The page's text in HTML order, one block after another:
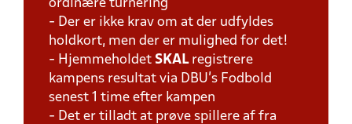
ordinære turnering
- Der er ikke krav om at der udfyldes
holdkort, men der er mulighed for det!
- Hjemmeholdet SKAL registrere
kampens resultat via DBU's Fodbold
senest 1 time efter kampen
- Det er tilladt at prøve spillere af fra